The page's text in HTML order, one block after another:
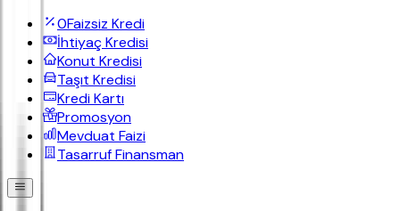
0Faizsiz Kredi
İhtiyaç Kredisi
Konut Kredisi
Taşıt Kredisi
Kredi Kartı
Promosyon
Mevduat Faizi
Tasarruf Finansman